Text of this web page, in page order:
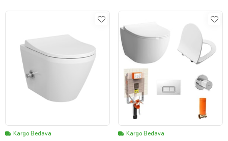
Kargo Bedava Kargo Bedava